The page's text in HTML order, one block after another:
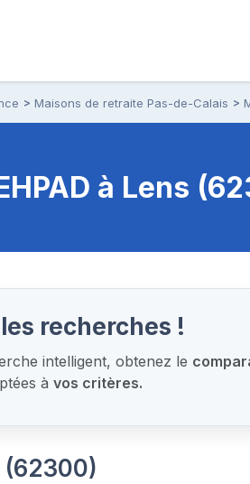
Maisons de retraite Pas-de-Calais
à Lens
recherches !
intelligent, obtenez le
àvos critères.
(62300)